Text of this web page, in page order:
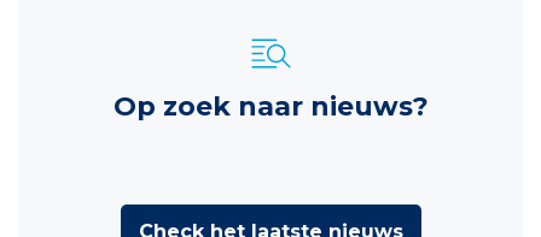
Op zoek naar nieuws?
Check het laatste nieuws